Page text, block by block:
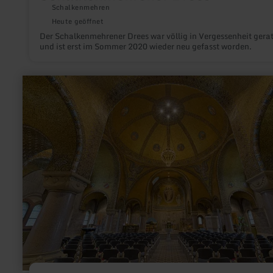
Schalkenmehren
Heute geöffnet
Der Schalkenmehrener Drees war völlig in Vergessenheit
und ist erst im Sommer 2020 wieder neu gefasst worden.
Erlöserkirche